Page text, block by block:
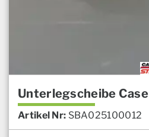
Unterlegscheibe Case
Artikel Nr: SBA025100012